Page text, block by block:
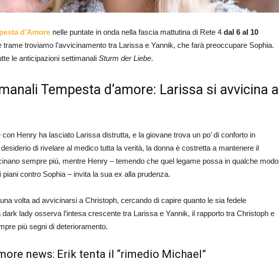
d’Amore nelle puntate in onda nella fascia mattutina di Rete 4 dal 6 al 10
trame troviamo l’avvicinamento tra Larissa e Yannik, che farà preoccupare Sophia.
le anticipazioni settimanali Sturm der Liebe.
Tempesta d’amore: Larissa si avvicina a
con Henry ha lasciato Larissa distrutta, e la giovane trova un po’ di conforto in
di rivelare al medico tutta la verità, la donna è costretta a mantenere il
sempre più, mentre Henry – temendo che quel legame possa in qualche modo
piani contro Sophia – invita la sua ex alla prudenza.
volta ad avvicinarsi a Christoph, cercando di capire quanto le sia fedele
dark lady osserva l’intesa crescente tra Larissa e Yannik, il rapporto tra Christoph e
più segni di deterioramento.
news: Erik tenta il “rimedio Michael”